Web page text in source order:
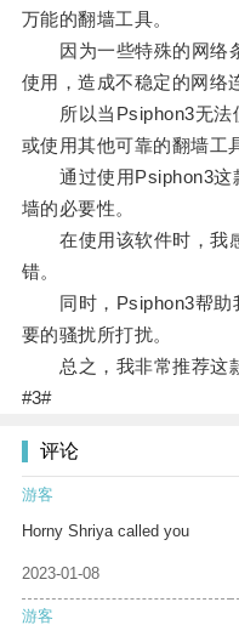
万能的翻墙工具。
因为一些特殊的网络条
使用，造成不稳定的网络
所以当Psiphon3无法
或使用其他可靠的翻墙工
通过使用Psiphon3这
墙的必要性。
在使用该软件时，我感
错。
同时，Psiphon3帮助
要的骚扰所打扰。
总之，我非常推荐这款
#3#
评论
游客
Horny Shriya called you
2023-01-08
游客